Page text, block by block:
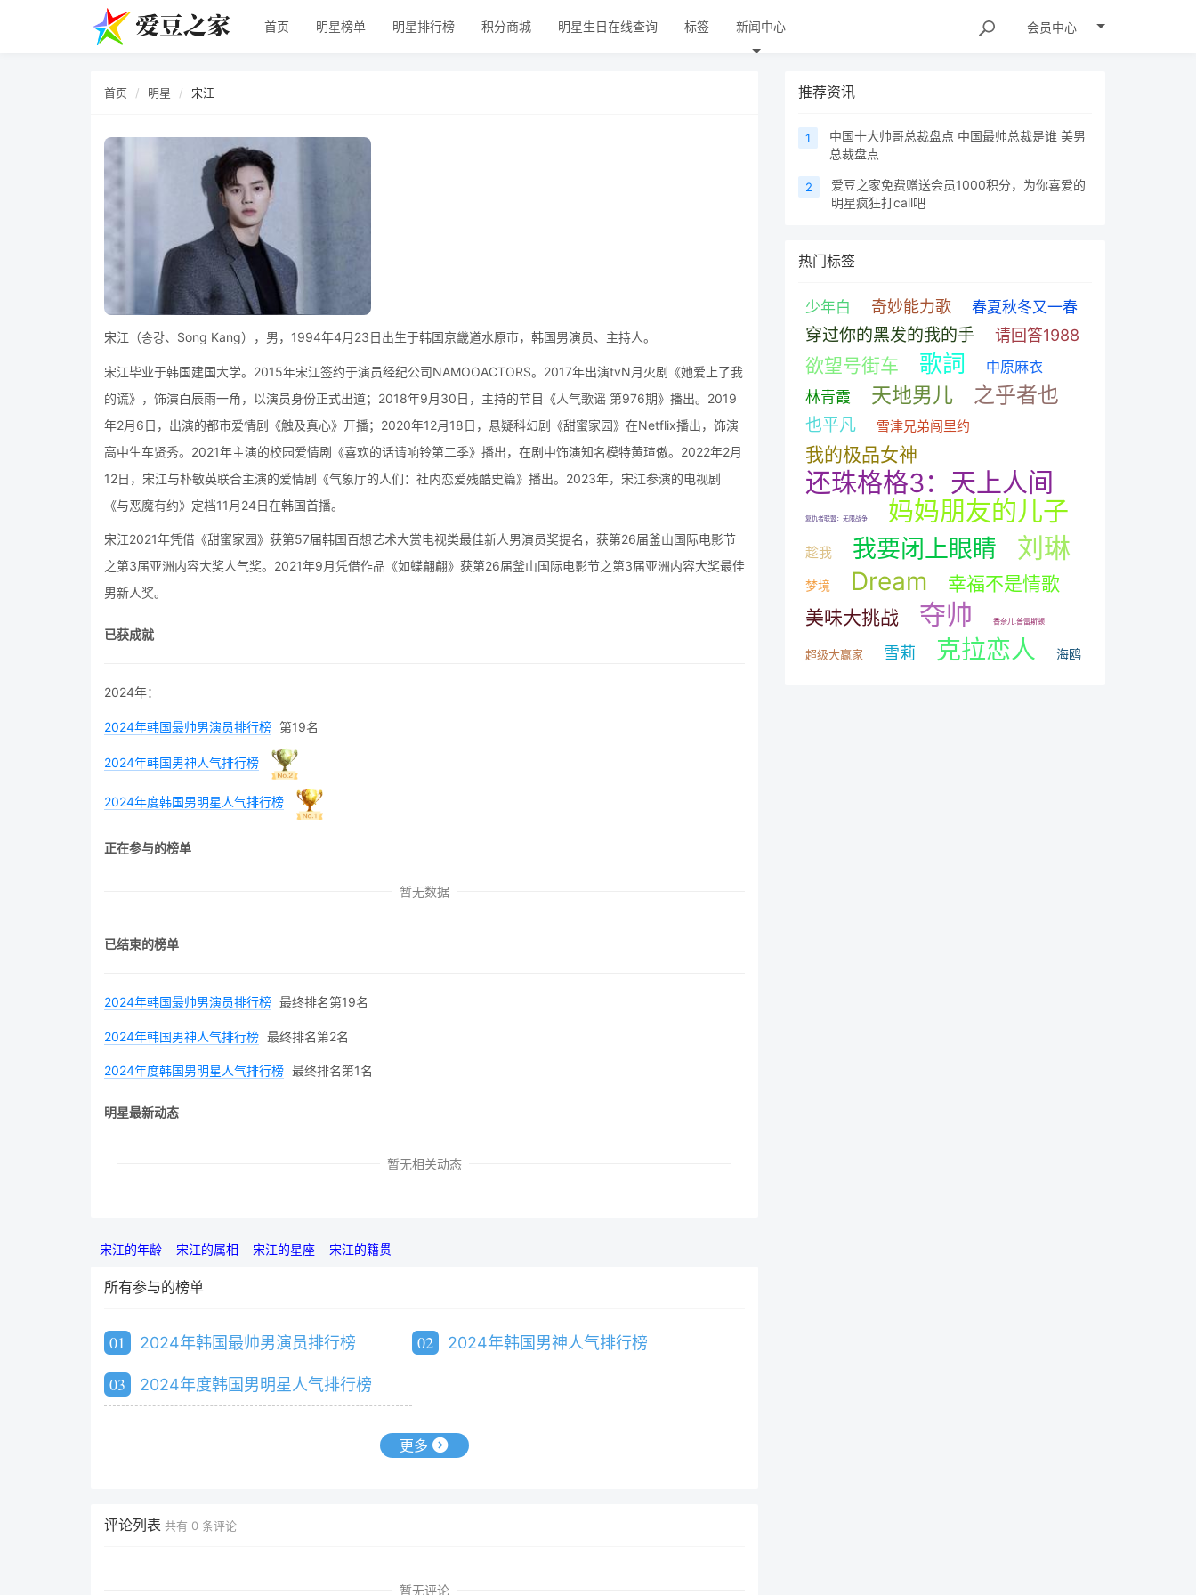
首页 明星榜单 明星排行榜 积分商城 明星生日在线查询 标签 新闻中心 会员中心
首页 明星 宋江
宋江（송강、Song Kang），男，1994年4月23日出生于韩国京畿道水原市，韩国男演员、主持人。
宋江毕业于韩国建国大学。2015年宋江签约于演员经纪公司NAMOOACTORS。2017年出演tvN月火剧《她爱上了我
的谎》，饰演白辰雨一角，以演员身份正式出道；2018年9月30日，主持的节目《人气歌谣 第976期》播出。2019
年2月6日，出演的都市爱情剧《触及真心》开播；2020年12月18日，悬疑科幻剧《甜蜜家园》在Netflix播出，饰演
高中生车贤秀。2021年主演的校园爱情剧《喜欢的话请响铃第二季》播出，在剧中饰演知名模特黄瑄傲。2022年2月
12日，宋江与朴敏英联合主演的爱情剧《气象厅的人们：社内恋爱残酷史篇》播出。2023年，宋江参演的电视剧
《与恶魔有约》定档11月24日在韩国首播。
宋江2021年凭借《甜蜜家园》获第57届韩国百想艺术大赏电视类最佳新人男演员奖提名，获第26届釜山国际电影节
之第3届亚洲内容大奖人气奖。2021年9月凭借作品《如蝶翩翩》获第26届釜山国际电影节之第3届亚洲内容大奖最佳
男新人奖。
已获成就
2024年：
2024年韩国最帅男演员排行榜 第19名
2024年韩国男神人气排行榜
2024年度韩国男明星人气排行榜
正在参与的榜单
暂无数据
已结束的榜单
2024年韩国最帅男演员排行榜 最终排名第19名
2024年韩国男神人气排行榜 最终排名第2名
2024年度韩国男明星人气排行榜 最终排名第1名
明星最新动态
暂无相关动态
宋江的年龄 宋江的属相 宋江的星座 宋江的籍贯
所有参与的榜单
01 2024年韩国最帅男演员排行榜 02 2024年韩国男神人气排行榜
03 2024年度韩国男明星人气排行榜
更多
评论列表 共有 0 条评论
暂无评论
推荐资讯
1
中国十大帅哥总裁盘点 中国最帅总裁是谁 美男
总裁盘点
2
爱豆之家免费赠送会员1000积分，为你喜爱的
明星疯狂打call吧
热门标签
少年白 奇妙能力歌 春夏秋冬又一春
穿过你的黑发的我的手 请回答1988
欲望号街车 歌詞
中原麻衣
林青霞
天地男儿 之乎者也
也平凡 雪津兄弟闯里约
我的极品女神
还珠格格3：天上人间
复仇者联盟：无限战争 妈妈朋友的儿子
趁我 我要闭上眼睛 刘琳
梦境 Dream
幸福不是情歌
美味大挑战
夺帅 香奈儿.普雷斯顿
超级大赢家 雪莉 克拉恋人 海鸥